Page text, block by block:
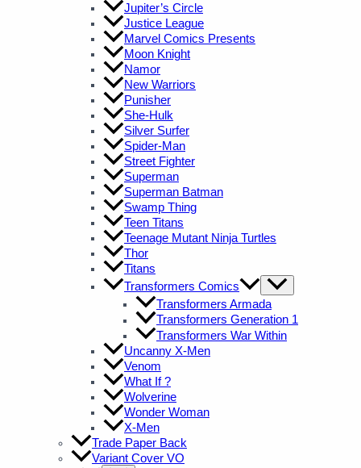
Jupiter’s Circle
Justice League
Marvel Comics Presents
Moon Knight
Namor
New Warriors
Punisher
She-Hulk
Silver Surfer
Spider-Man
Street Fighter
Superman
Superman Batman
Swamp Thing
Teen Titans
Teenage Mutant Ninja Turtles
Thor
Titans
Transformers Comics
Transformers Armada
Transformers Generation 1
Transformers War Within
Uncanny X-Men
Venom
What If ?
Wolverine
Wonder Woman
X-Men
Trade Paper Back
Variant Cover VO